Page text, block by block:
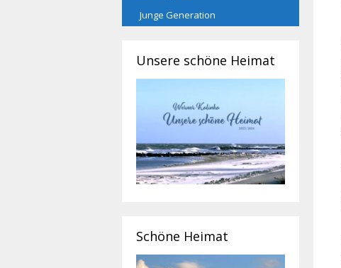
Junge Generation
Unsere schöne Heimat
Schöne Heimat